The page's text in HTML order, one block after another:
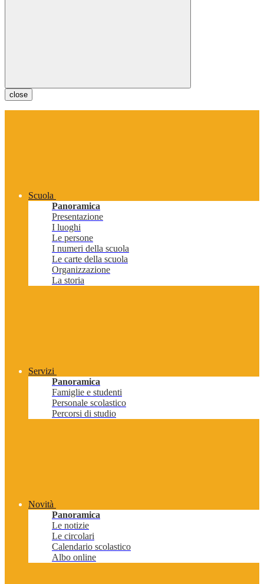
close
Scuola
Panoramica
Presentazione
I luoghi
Le persone
I numeri della scuola
Le carte della scuola
Organizzazione
La storia
Servizi
Panoramica
Famiglie e studenti
Personale scolastico
Percorsi di studio
Novità
Panoramica
Le notizie
Le circolari
Calendario scolastico
Albo online